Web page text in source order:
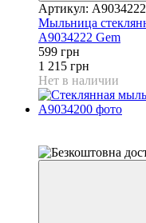
Артикул: A9034222
Мыльница
A9034222 Gem
599 грн
1 215 грн
Нет в наличии